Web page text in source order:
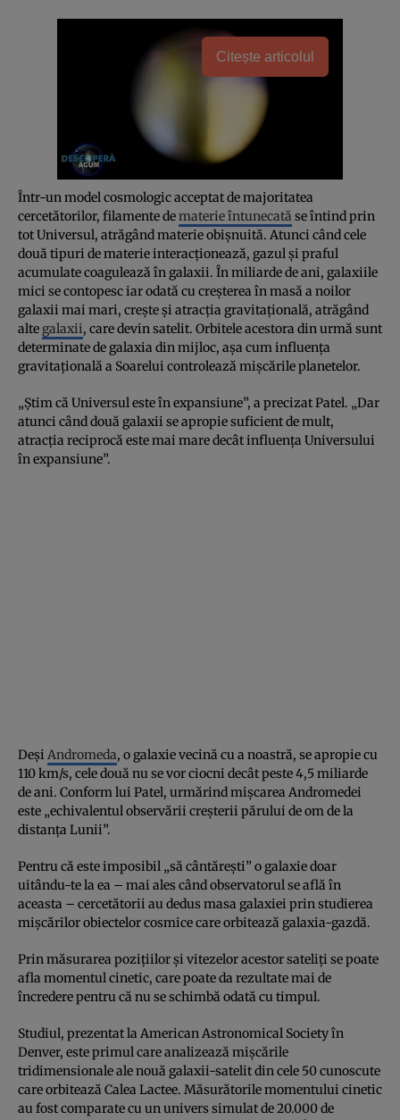
Citește articolul
Într-un model cosmologic acceptat de majoritatea
cercetătorilor, filamente dematerie întunecată se întind prin
tot Universul, atrăgând materie obişnuită. Atunci când cele
două tipuri de materie interacţionează, gazul şi praful
acumulate coagulează în galaxii. În miliarde de ani, galaxiile
mici se contopesc iar odată cu creşterea în masă a noilor
galaxii mai mari, creşte şi atracţia gravitaţională, atrăgând
alte galaxii, care devin satelit. Orbitele acestora din urmă sunt
determinate de galaxia din mijloc, aşa cum influenţa
gravitaţională a Soarelui controlează mişcările planetelor.
„Ştim că Universul este în expansiune”, a precizat Patel. „Dar
atunci când două galaxii se apropie suficient de mult,
atracţia reciprocă este mai mare decât influenţa Universului
în expansiune”.
Deşi Andromeda, o galaxie vecină cu a noastră, se apropie cu
110 km/s, cele două nu se vor ciocni decât peste 4,5 miliarde
de ani. Conform lui Patel, urmărind mişcarea Andromedei
este „echivalentul observării creşterii părului de om de la
distanţa Lunii”.
Pentru că este imposibil „să cântăreşti” o galaxie doar
uitându-te la ea – mai ales când observatorul se află în
aceasta – cercetătorii au dedus masa galaxiei prin studierea
mişcărilor obiectelor cosmice care orbitează galaxia-gazdă.
Prin măsurarea poziţiilor şi vitezelor acestor sateliţi se poate
afla momentul cinetic, care poate da rezultate mai de
încredere pentru că nu se schimbă odată cu timpul.
Studiul, prezentat la American Astronomical Society în
Denver, este primul care analizează mişcările
tridimensionale ale nouă galaxii-satelit din cele 50 cunoscute
care orbitează Calea Lactee. Măsurătorile momentului cinetic
au fost comparate cu un univers simulat de 20.000 de